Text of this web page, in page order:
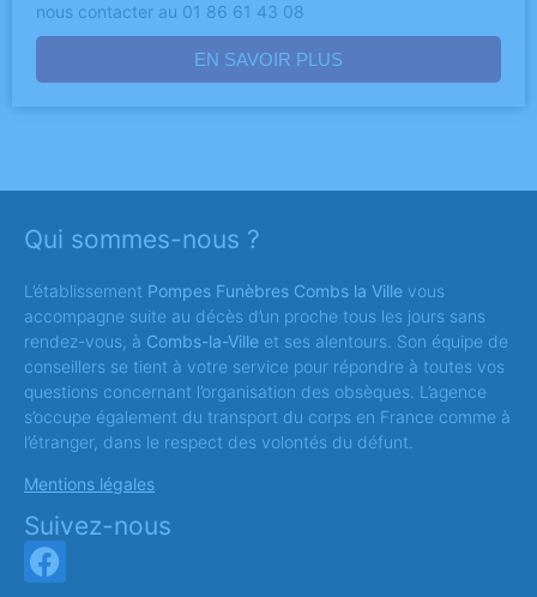
nous contacter au 01 86 61 43 08
EN SAVOIR PLUS
Qui sommes-nous ?
L’établissement Pompes Funèbres Combs la Ville vous
accompagne suite au décès d’un proche tous les jours sans
rendez-vous, à Combs-la-Ville et ses alentours. Son équipe de
conseillers se tient à votre service pour répondre à toutes vos
questions concernant l’organisation des obsèques. L’agence
s’occupe également du transport du corps en France comme à
l’étranger, dans le respect des volontés du défunt.
Mentions légales
Suivez-nous